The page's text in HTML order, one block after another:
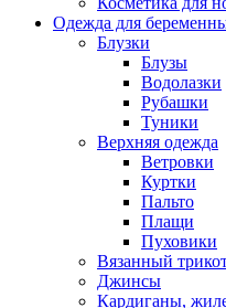
Одежда для
Блузки
Блузы
Водолазки
Рубашки
Туники
Верхняя одежда
Ветровки
Куртки
Пальто
Плащи
Пуховики
Вязанный
Джинсы
Кардиганы,